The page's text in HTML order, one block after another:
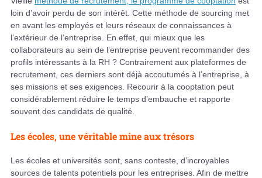
loin d’avoir perdu de son intérêt. Cette méthode de sourcing met
en avant les employés et leurs réseaux de connaissances à
l’extérieur de l’entreprise. En effet, qui mieux que les
collaborateurs au sein de l’entreprise peuvent recommander des
profils intéressants à la RH ? Contrairement aux plateformes de
recrutement, ces derniers sont déjà accoutumés à l’entreprise, à
ses missions et ses exigences. Recourir à la cooptation peut
considérablement réduire le temps d’embauche et rapporte
souvent des candidats de qualité.
Les écoles, une véritable mine aux trésors
Les écoles et universités sont, sans conteste, d’incroyables
sources de talents potentiels pour les entreprises. Afin de mettre